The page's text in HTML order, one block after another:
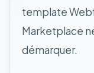
template
Marketplace
démarquer.